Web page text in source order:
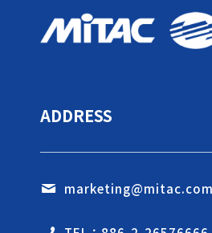
ADDRESS